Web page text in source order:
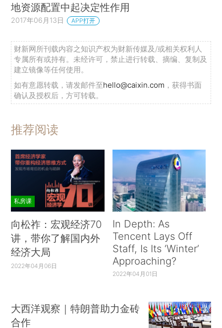
地资源配置中起决定性作用
2017年06月13日 APP打开
财新网所刊载内容之知识产权为财新传媒及/或相关权利人
专属所有或持有。未经许可，禁止进行转载、摘编、复制及
建立镜像等任何使用。
如有意愿转载，请发邮件至hello@caixin.com ，获得书面
确认及授权后，方可转载。
推荐阅读
私房课
向松祚：宏观经济70
讲，带你了解国内外
经济大局
2022年04月06日
In Depth: As
Tencent Lays Off
Staff, Is Its ‘Winter’
Approaching?
2022年04月01日
大西洋观察｜特朗普助力金砖
合作